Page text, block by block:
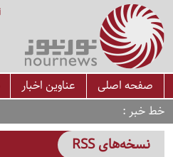
صفحه اصلی عناوین اخبار
خط خبر
نسخه‌های RSS